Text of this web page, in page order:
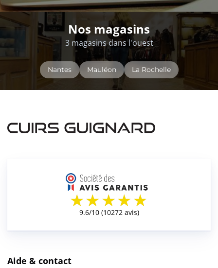
Nos magasins
3 magasins dans l'ouest
Nantes Mauléon La Rochelle
Aide & contact